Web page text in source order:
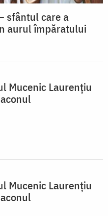
sfântul care a
aurul împăratului
Mucenic Laurențiu
Mucenic Laurențiu